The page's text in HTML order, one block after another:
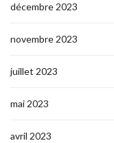
décembre 2023
novembre 2023
juillet 2023
mai 2023
avril 2023